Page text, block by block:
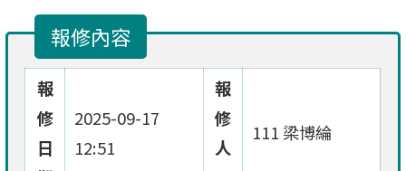
報修內容
報
修
日
2025-09-17
12:51
報
修
人
111 梁博綸